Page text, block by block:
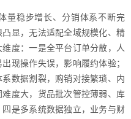
量稳步增长、分销体系不断完
显，无法适配全域规模化、精
度：一是全平台订单分散，人
现操作失误，影响履约体验；
数据割裂，购销对接繁琐、内
度大，货品批次管控薄弱、库
是多系统数据独立，业务与财